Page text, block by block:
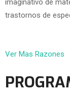
imaginativo de
trastornos de
Ver Mas Razones